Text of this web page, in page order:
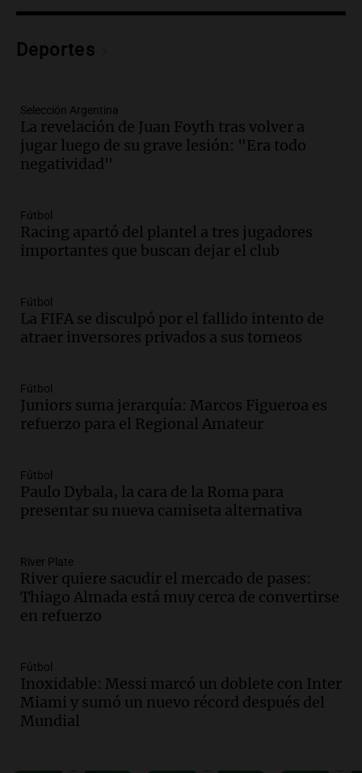
"Buscamos evitar que dirija delitos"
Episodios
capítulo de tierras hoy a las 14 horas
Noticias
Episodios
Audio.Asesinan a influencer mexicano
vivo en Culiacán, Sinaloa
Panorama Federal
Episodios
celular en Córdoba
Noticias
Episodios
madres buscadoras en México en medio
de crisis de desapariciones
Panorama Federal
afectan Santa Fe: recomendaciones para
los vecinos
Noticias
Audio.
generan inconvenientes en Córdoba: un
árbol obstaculiza avenidas
Noticias
Audio.
familiares mantienen vivo el reclamo de
memoria y justicia
Noticias Rosario
Deportes
Selección Argentina
La revelación de Juan Foyth tras volver a
jugar luego de su grave lesión: "Era todo
negatividad"
Fútbol
Racing apartó del plantel a tres jugadores
importantes que buscan dejar el club
Fútbol
La FIFA se disculpó por el fallido intento de
atraer inversores privados a sus torneos
Fútbol
Juniors suma jerarquía: Marcos Figueroa es
refuerzo para el Regional Amateur
Fútbol
Paulo Dybala, la cara de la Roma para
presentar su nueva camiseta alternativa
River Plate
River quiere sacudir el mercado de pases:
Thiago Almada está muy cerca de convertirse
en refuerzo
Fútbol
Inoxidable: Messi marcó un doblete con Inter
Miami y sumó un nuevo récord después del
Mundial